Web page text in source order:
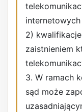
2)
zaistnieniem
3. W ramach
sąd może